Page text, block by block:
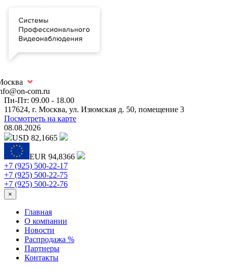
com.ru
Пн-Пт: 09.00 - 18.00
117624, г. Москва, ул. Изюмская д. 50, помещение 3
Посмотреть на карте
08.08.2026
USD 82,1665
EUR 94,8366
+7 (925) 500-22-17
+7 (925) 500-22-75
+7 (925) 500-22-76
×
Главная
О компании
Новости
Распродажа %
Партнеры
Контакты